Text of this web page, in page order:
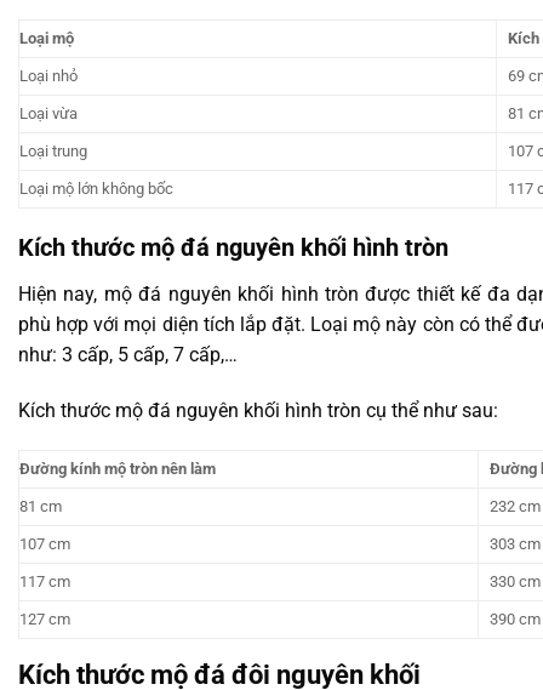
Loại mộ Kích
Loại nhỏ 69
Loại vừa 81
Loại trung 107
Loại mộ lớn không bốc 117
Kích thước mộ đá nguyên khối hình tròn
Hiện nay, mộ đá nguyên khối hình tròn được thiết kế đa
phù hợp với mọi diện tích lắp đặt. Loại mộ này còn có thể
như: 3 cấp, 5 cấp, 7 cấp,…
Kích thước mộ đá nguyên khối hình tròn cụ thể như sau:
Đường kính mộ tròn nên làm Đường
81 cm 232 cm
107 cm 303 cm
117 cm 330 cm
127 cm 390 cm
Kích thước mộ đá đôi nguyên khối